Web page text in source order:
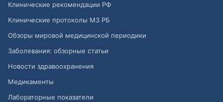
Клинические рекомендации РФ
Клинические протоколы МЗ РБ
Обзоры мировой медицинской периодики
Заболевания: обзорные статьи
Новости здравоохранения
Медикаменты
Лабораторные показатели